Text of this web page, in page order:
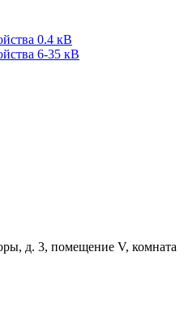
0.4 кВ
6-35 кВ
д. 3, помещение V, комната